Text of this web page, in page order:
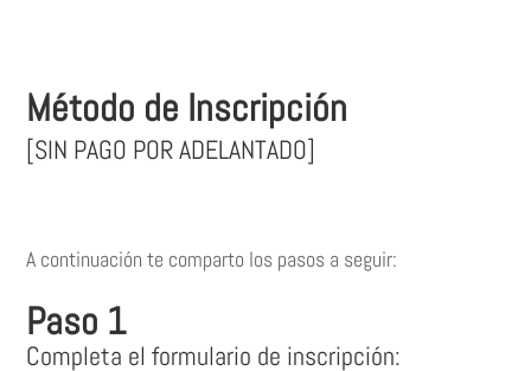
Método de Inscripción
[SIN PAGO POR ADELANTADO]
A continuación te comparto los pasos a seguir:
Paso 1
Completa el formulario de inscripción: